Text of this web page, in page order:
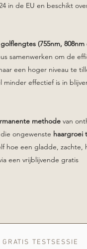
in de EU en beschikt
(755nm, 808nm
samenwerken om de
een hoger niveau te
minder effectief is in
methode van
ongewenste haargroei
hoe een gladde, zachte,
een vrijblijvende gratis
TESTSESSIE